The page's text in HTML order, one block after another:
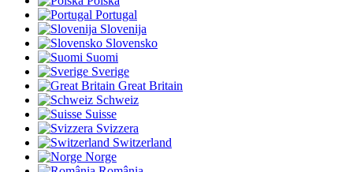
Portugal
Slovenija
Slovensko
Suomi
Sverige
Great Britain
Schweiz
Suisse
Svizzera
Switzerland
Norge